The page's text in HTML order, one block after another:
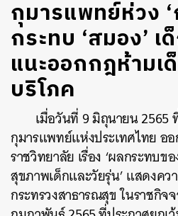
กุมารแพทย์ห่วง
กระทบ ‘สมอง’ เ
แนะออกกฎห้ามเ
บริโภค
เมื่อวันที่ 9 มิถุนายน 2565
กุมารแพทย์แห่งประเทศไทย อ
ราชวิทยาลัย เรื่อง ‘ผลกระทบ
สุขภาพเด็กและวัยรุ่น’ แสดงคว
กระทรวงสาธารณสุข ในราชกิจ